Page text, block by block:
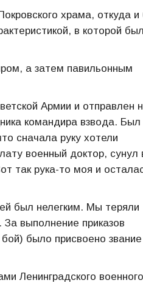
храма, откуда
в которой
а затем павильонным
Армии и отправлен
командира взвода. Был
сначала руку хотели
военный доктор, сунул
так рука-то моя и
был нелегким. Мы теряли
выполнение приказов
было присвоено звание
Ленинградского военного